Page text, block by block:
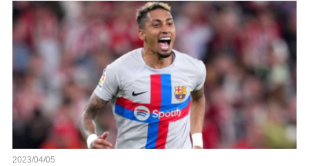
2023/04/05